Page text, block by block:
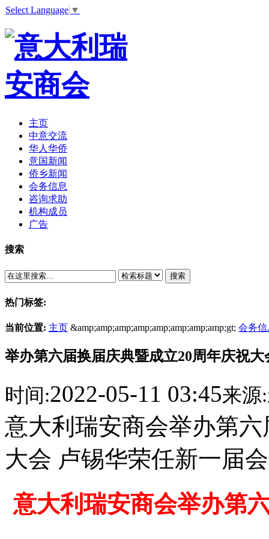
Select Language ▼
主页
中意交流
华人华侨
意国新闻
侨乡新闻
会务信息
咨询求助
机构成员
广告
搜索
搜索
热门标签:
当前位置: 主页 &amp;amp;amp;amp;amp;amp;amp;amp;gt; 会务信
举办第六届换届庆典暨成立20周年庆祝大
时间:2022-05-11 03:45来源:
意大利瑞安商会举办第
大会 卢锡华荣任新一届
意大利瑞安商会举办第